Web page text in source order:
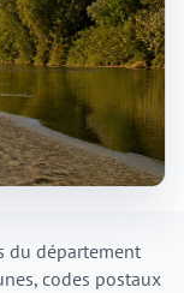
du département
codes postaux